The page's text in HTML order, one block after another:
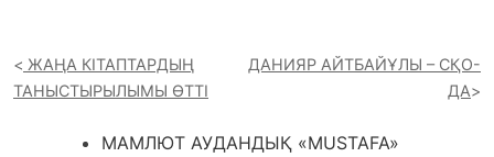
ЖАҢА КІТАПТАРДЫҢ
ТАНЫСТЫРЫЛЫМЫ ӨТТІ
ДАНИЯР АЙТБАЙҰЛЫ – СҚО-
ДА
МАМЛЮТ АУДАНДЫҚ «MUSTAFA»